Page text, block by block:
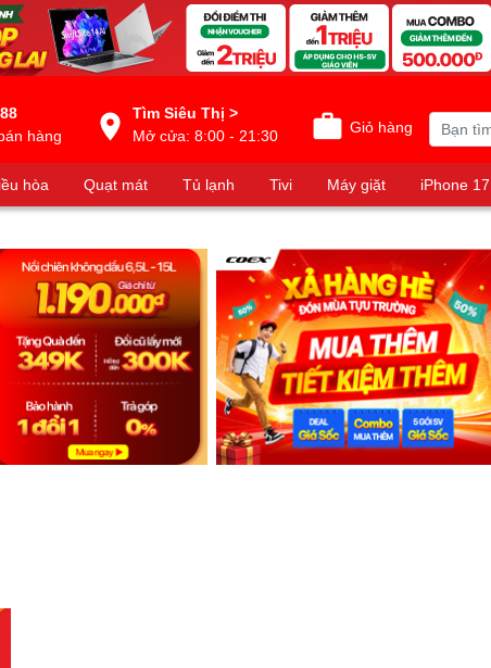
hàng
Tìm Siêu Thị >
Mở cửa: 8:00 - 21:30
Giỏ hàng
hòa Quạt mát Tủ lạnh Tivi Máy giặt iPhone 17